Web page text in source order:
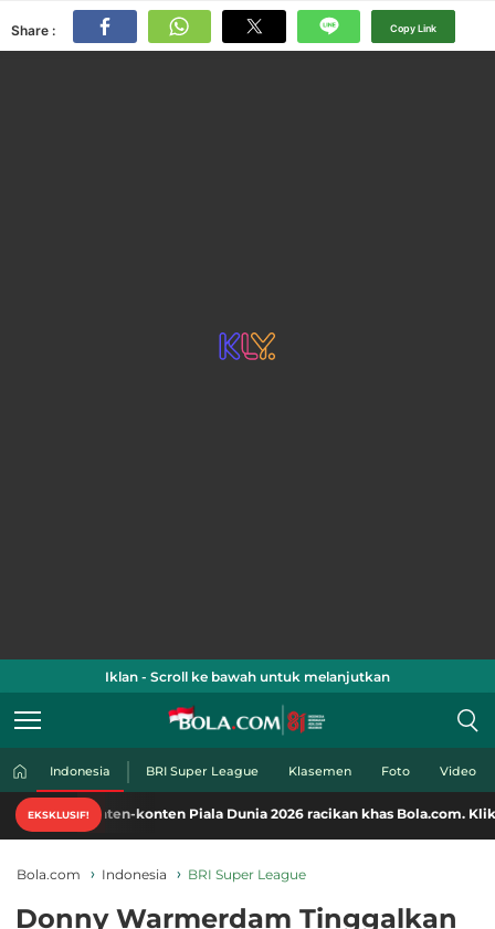
Share : Copy Link
Iklan - Scroll ke bawah untuk melanjutkan
Indonesia BRI Super League Klasemen Foto Video
EKSKLUSIF!
konten Piala Dunia 2026 racikan khas Bola.com. Klik di sini!
Bola.com Indonesia BRI Super League
Donny Warmerdam Tinggalkan